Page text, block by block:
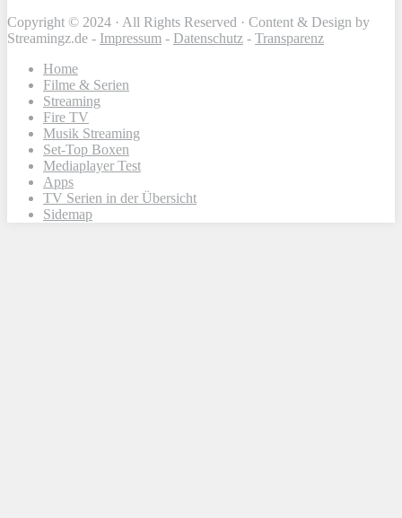
Copyright © 2024 · All Rights Reserved · Content & Design by
Streamingz.de - Impressum - Datenschutz - Transparenz
Home
Filme & Serien
Streaming
Fire TV
Musik Streaming
Set-Top Boxen
Mediaplayer Test
Apps
TV Serien in der Übersicht
Sidemap